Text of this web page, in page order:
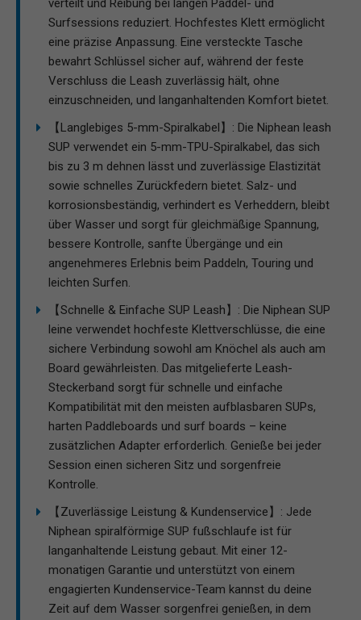
verteilt und Reibung bei langen Paddel- und
Surfsessions reduziert. Hochfestes Klett ermöglicht
eine präzise Anpassung. Eine versteckte Tasche
bewahrt Schlüssel sicher auf, während der feste
Verschluss die Leash zuverlässig hält, ohne
einzuschneiden, und langanhaltenden Komfort bietet.
【Langlebiges 5-mm-Spiralkabel】: Die Niphean leash
SUP verwendet ein 5-mm-TPU-Spiralkabel, das sich
bis zu 3 m dehnen lässt und zuverlässige Elastizität
sowie schnelles Zurückfedern bietet. Salz- und
korrosionsbeständig, verhindert es Verheddern, bleibt
über Wasser und sorgt für gleichmäßige Spannung,
bessere Kontrolle, sanfte Übergänge und ein
angenehmeres Erlebnis beim Paddeln, Touring und
leichten Surfen.
【Schnelle & Einfache SUP Leash】: Die Niphean SUP
leine verwendet hochfeste Klettverschlüsse, die eine
sichere Verbindung sowohl am Knöchel als auch am
Board gewährleisten. Das mitgelieferte Leash-
Steckerband sorgt für schnelle und einfache
Kompatibilität mit den meisten aufblasbaren SUPs,
harten Paddleboards und surf boards – keine
zusätzlichen Adapter erforderlich. Genieße bei jeder
Session einen sicheren Sitz und sorgenfreie
Kontrolle.
【Zuverlässige Leistung & Kundenservice】: Jede
Niphean spiralförmige SUP fußschlaufe ist für
langanhaltende Leistung gebaut. Mit einer 12-
monatigen Garantie und unterstützt von einem
engagierten Kundenservice-Team kannst du deine
Zeit auf dem Wasser sorgenfrei genießen, in dem